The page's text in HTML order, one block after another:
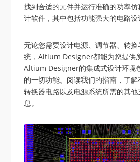
找到合适的元件并运行准确的功率
计软件，其中包括功能强大的电路设
无论您需要设计电源、调节器、转
统，Altium Designer都能为您提供
Altium Designer的集成式设计环境
的一切功能。阅读我们的指南，了
转换器电路以及电源系统所需的其
息。